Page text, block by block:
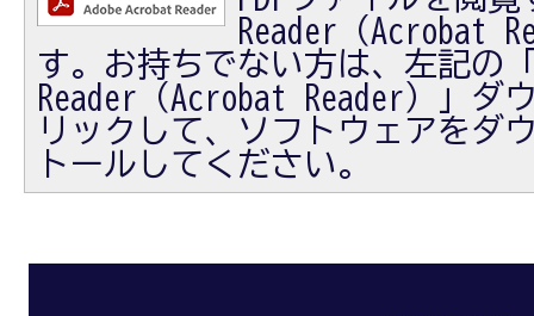
Reader（Acrobat
す。お持ちでない方は、左記の
Reader（Acrobat Reader）」ダ
リックして、ソフトウェアをダ
トールしてください。